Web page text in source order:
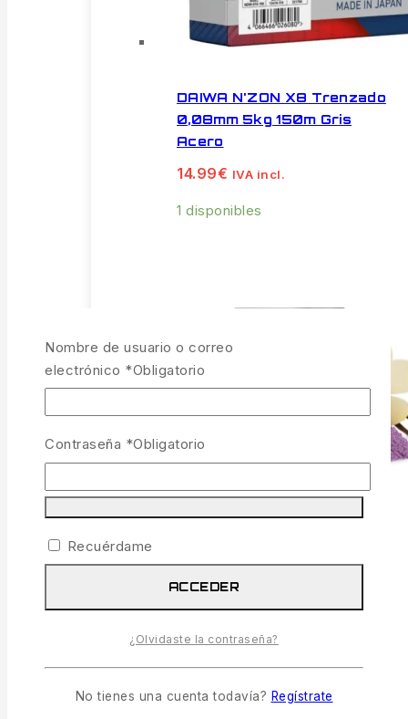
DAIWA N'ZON X8 Trenzado
0,08mm 5kg 150m Gris
Acero
14.99€ IVA incl.
1 disponibles
4.59€ IVA incl.
Nombre de usuario o correo
electrónico *Obligatorio
Contraseña *Obligatorio
Recuérdame
ACCEDER
¿Olvidaste la contraseña?
No tienes una cuenta todavía? Regístrate